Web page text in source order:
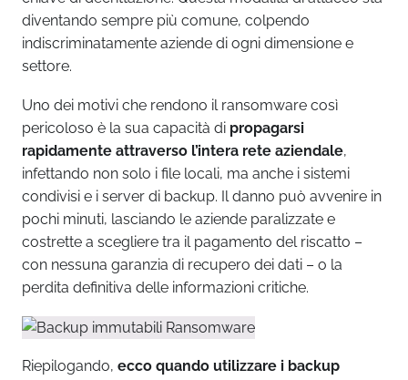
diventando sempre più comune, colpendo
indiscriminatamente aziende di ogni dimensione e
settore.
Uno dei motivi che rendono il ransomware così
pericoloso è la sua capacità di propagarsi
rapidamente attraverso l’intera rete aziendale,
infettando non solo i file locali, ma anche i sistemi
condivisi e i server di backup. Il danno può avvenire in
pochi minuti, lasciando le aziende paralizzate e
costrette a scegliere tra il pagamento del riscatto –
con nessuna garanzia di recupero dei dati – o la
perdita definitiva delle informazioni critiche.
Riepilogando, ecco quando utilizzare i backup